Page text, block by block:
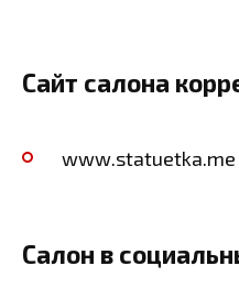
Сайт салона
www.statuetka.me
Салон в